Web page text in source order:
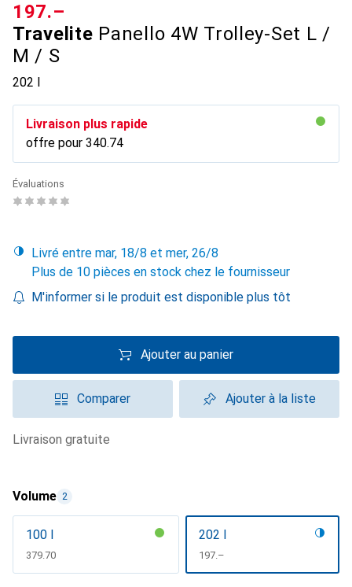
Travelite Panello 4W Trolley-Set L /
M / S
202 l
CHF
197.–
Livraison plus rapide
offre pour CHF
340.74
Évaluations
Livré entre mar, 18/8 et mer, 26/8
Plus de 10 pièces en stock chez le fournisseur
M'informer si le produit est disponible plus tôt
Ajouter au panier
Comparer Ajouter à la liste
livraison gratuite
Volume 2
100 l
CHF
379.70
202 l
CHF
197.–